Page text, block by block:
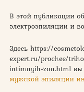
В этой публикации
электроэпиляции и
Здесь https://
expert.ru/prochee/
intimnyih-zon.html вы
мужской эпиляции